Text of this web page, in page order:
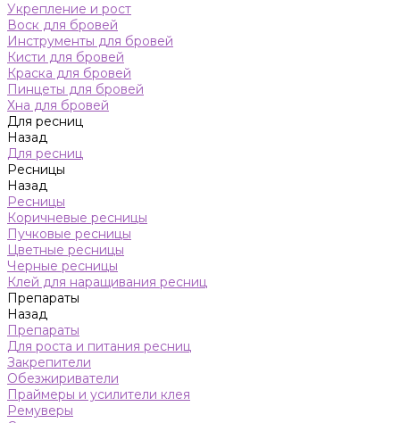
Укрепление и рост
Воск для бровей
Инструменты для бровей
Кисти для бровей
Краска для бровей
Пинцеты для бровей
Хна для бровей
Для ресниц
Назад
Для ресниц
Ресницы
Назад
Ресницы
Коричневые ресницы
Пучковые ресницы
Цветные ресницы
Черные ресницы
Клей для наращивания ресниц
Препараты
Назад
Препараты
Для роста и питания ресниц
Закрепители
Обезжириватели
Праймеры и усилители клея
Ремуверы